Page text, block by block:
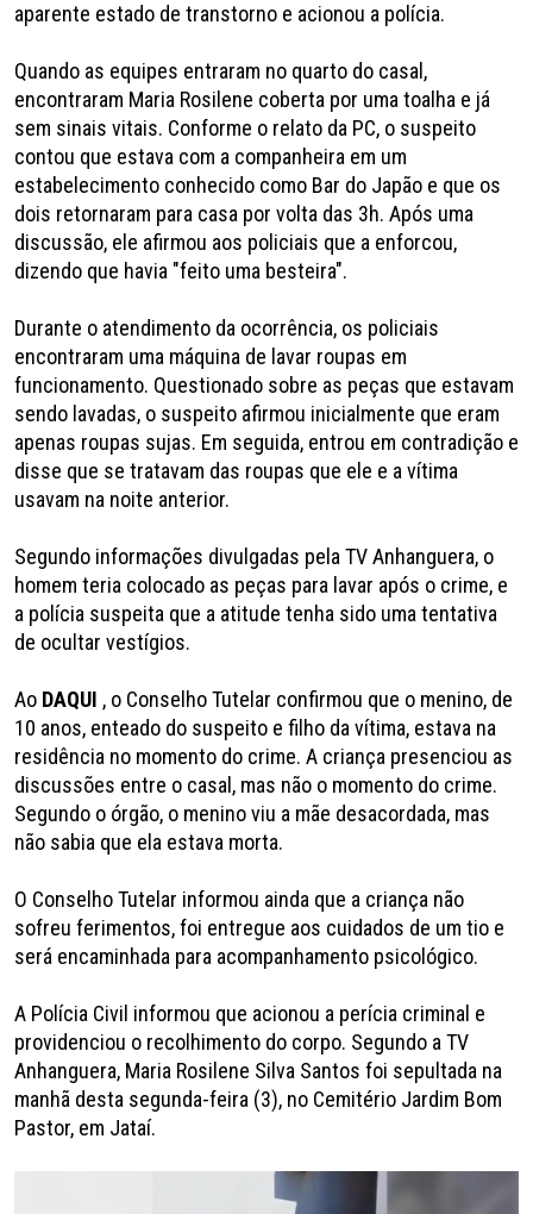
aparente estado de transtorno e acionou a polícia.
Quando as equipes entraram no quarto do casal,
encontraram Maria Rosilene coberta por uma toalha e já
sem sinais vitais. Conforme o relato da PC, o suspeito
contou que estava com a companheira em um
estabelecimento conhecido como Bar do Japão e que os
dois retornaram para casa por volta das 3h. Após uma
discussão, ele afirmou aos policiais que a enforcou,
dizendo que havia "feito uma besteira".
Durante o atendimento da ocorrência, os policiais
encontraram uma máquina de lavar roupas em
funcionamento. Questionado sobre as peças que estavam
sendo lavadas, o suspeito afirmou inicialmente que eram
apenas roupas sujas. Em seguida, entrou em contradição e
disse que se tratavam das roupas que ele e a vítima
usavam na noite anterior.
Segundo informações divulgadas pela TV Anhanguera, o
homem teria colocado as peças para lavar após o crime, e
a polícia suspeita que a atitude tenha sido uma tentativa
de ocultar vestígios.
Ao DAQUI , o Conselho Tutelar confirmou que o menino, de
10 anos, enteado do suspeito e filho da vítima, estava na
residência no momento do crime. A criança presenciou as
discussões entre o casal, mas não o momento do crime.
Segundo o órgão, o menino viu a mãe desacordada, mas
não sabia que ela estava morta.
O Conselho Tutelar informou ainda que a criança não
sofreu ferimentos, foi entregue aos cuidados de um tio e
será encaminhada para acompanhamento psicológico.
A Polícia Civil informou que acionou a perícia criminal e
providenciou o recolhimento do corpo. Segundo a TV
Anhanguera, Maria Rosilene Silva Santos foi sepultada na
manhã desta segunda-feira (3), no Cemitério Jardim Bom
Pastor, em Jataí.